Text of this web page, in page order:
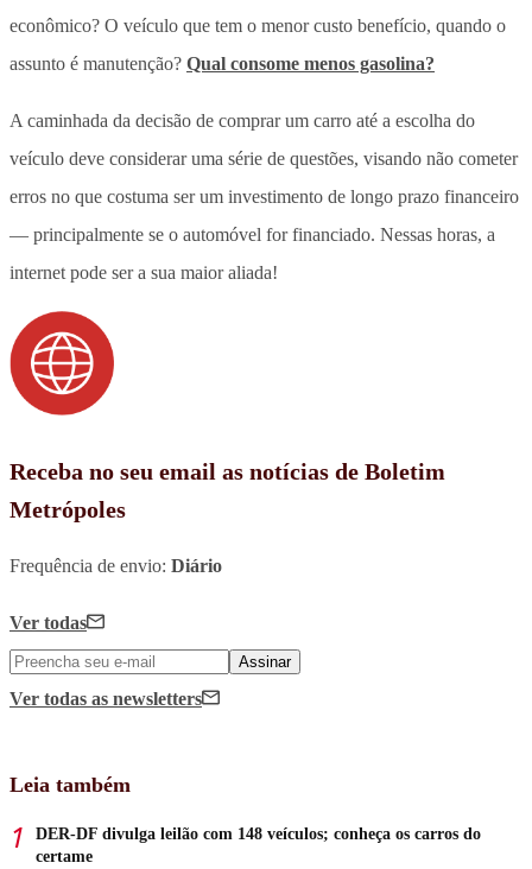
econômico? O veículo que tem o menor custo benefício, quando o
assunto é manutenção? Qual consome menos gasolina?
A caminhada da decisão de comprar um carro até a escolha do
veículo deve considerar uma série de questões, visando não cometer
erros no que costuma ser um investimento de longo prazo financeiro
— principalmente se o automóvel for financiado. Nessas horas, a
internet pode ser a sua maior aliada!
Receba no seu email as notícias de Boletim
Metrópoles
Frequência de envio: Diário
Ver todas
Assinar
Ver todas as newsletters
Leia também
DER-DF divulga leilão com 148 veículos; conheça os carros do
certame